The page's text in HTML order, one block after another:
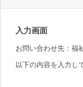
入力画面
お問い合わせ先：福
以下の内容を入力し